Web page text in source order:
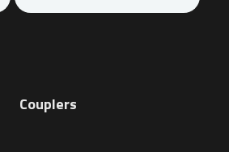
Couplers